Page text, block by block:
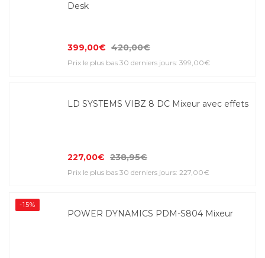
Desk
399,00€ 420,00€
Prix le plus bas 30 derniers jours: 399,00€
LD SYSTEMS VIBZ 8 DC Mixeur avec effets
227,00€ 238,95€
Prix le plus bas 30 derniers jours: 227,00€
-15%
POWER DYNAMICS PDM-S804 Mixeur